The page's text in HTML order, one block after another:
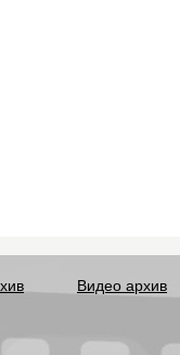
Видео архив